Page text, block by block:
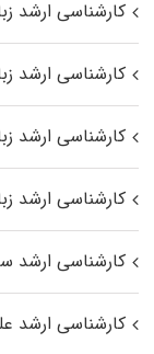
کارشناسی ارشد
کارشناسی ارشد
کارشناسی ارشد
کارشناسی ارشد
کارشناسی ارشد
کارشناسی ارشد